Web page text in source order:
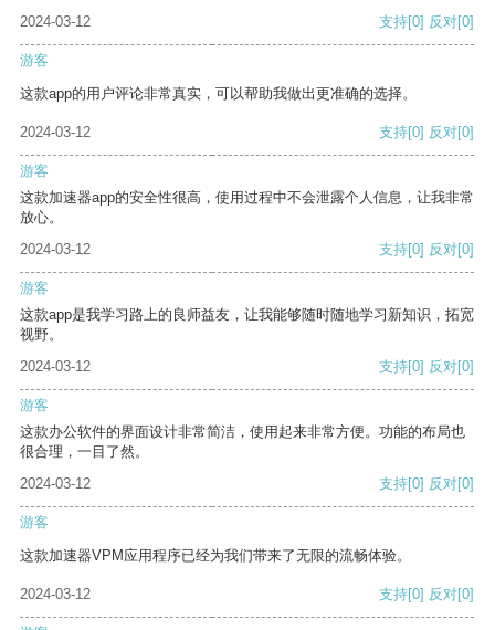
2024-03-12
支持[0] 反对[0]
游客
这款app的用户评论非常真实，可以帮助我做出更准确的选择。
2024-03-12 支持[0] 反对[0]
游客
这款加速器app的安全性很高，使用过程中不会泄露个人信息，让我非常
放心。
2024-03-12
支持[0] 反对[0]
游客
这款app是我学习路上的良师益友，让我能够随时随地学习新知识，拓宽
视野。
2024-03-12
支持[0] 反对[0]
游客
这款办公软件的界面设计非常简洁，使用起来非常方便。功能的布局也
很合理，一目了然。
2024-03-12
支持[0] 反对[0]
游客
这款加速器VPM应用程序已经为我们带来了无限的流畅体验。
2024-03-12 支持[0] 反对[0]